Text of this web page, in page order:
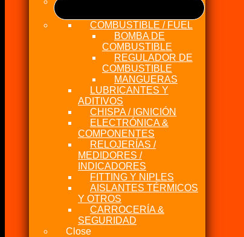
COMBUSTIBLE / FUEL
BOMBA DE
COMBUSTIBLE
REGULADOR DE
COMBUSTIBLE
MANGUERAS
LUBRICANTES Y
ADITIVOS
CHISPA / IGNICIÓN
ELECTRÓNICA &
COMPONENTES
RELOJERÍAS /
MEDIDORES /
INDICADORES
FITTING Y NIPLES
AISLANTES TÉRMICOS
Y OTROS
CARROCERÍA &
SEGURIDAD
Close